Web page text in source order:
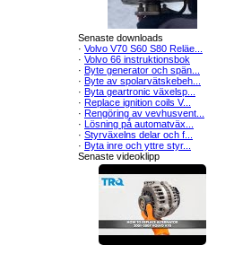
Senaste downloads
· Volvo V70 S60 S80 Reläe...
· Volvo 66 instruktionsbok
· Byte generator och spän...
· Byte av spolarvätskebeh...
· Byta geartronic växelsp...
· Replace ignition coils V...
· Rengöring av vevhusvent...
· Lösning på automatväx...
· Styrväxelns delar och f...
· Byta inre och yttre styr...
Senaste videoklipp